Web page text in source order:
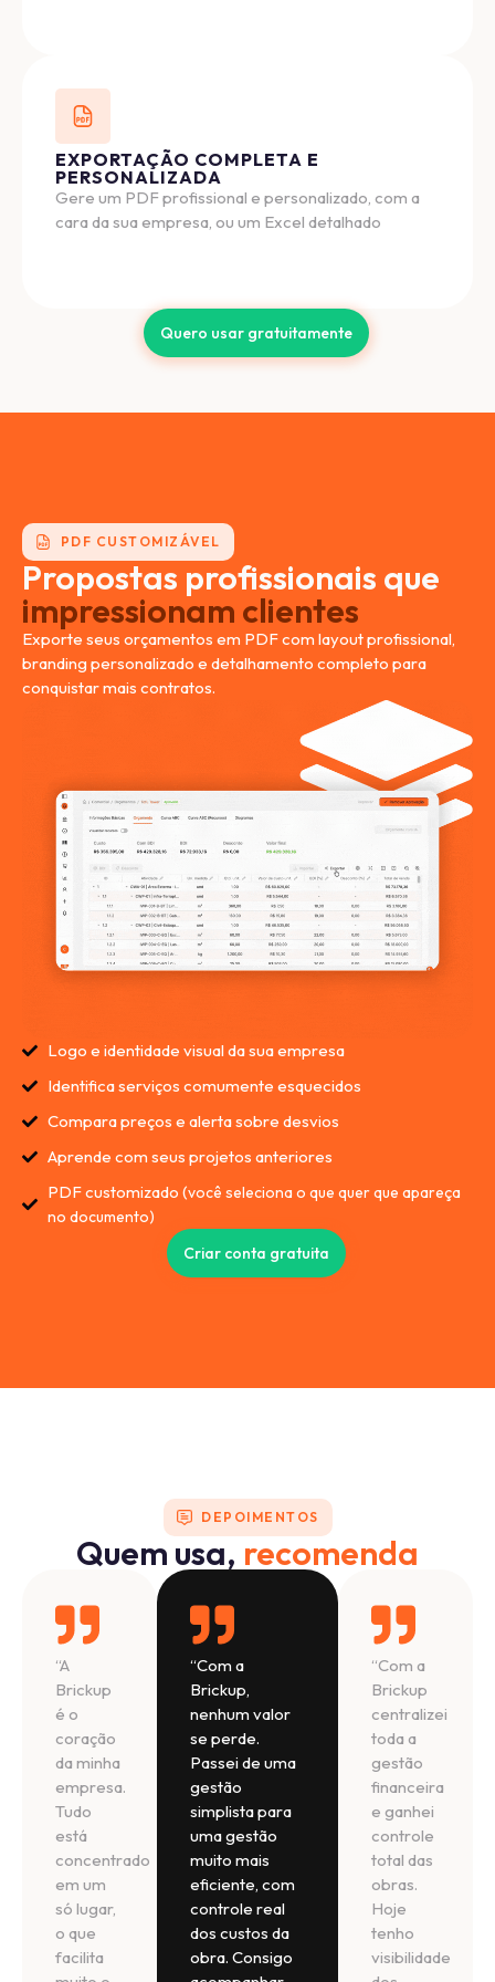
EXPORTAÇÃO COMPLETA E
PERSONALIZADA
Gere um PDF profissional e personalizado, com a
cara da sua empresa, ou um Excel detalhado
Quero usar gratuitamente
PDF CUSTOMIZÁVEL
Propostas profissionais que
impressionam clientes
Exporte seus orçamentos em PDF com layout profissional,
branding personalizado e detalhamento completo para
conquistar mais contratos.
Logo e identidade visual da sua empresa
Identifica serviços comumente esquecidos
Compara preços e alerta sobre desvios
Aprende com seus projetos anteriores
PDF customizado (você seleciona o que quer que apareça
no documento)
Criar conta gratuita
DEPOIMENTOS
Quem usa, recomenda
“A
Brickup
é o
coração
da minha
empresa.
Tudo
está
concentrado
em um
só lugar,
o que
facilita
“Com a
Brickup,
nenhum valor
se perde.
Passei de uma
gestão
simplista para
uma gestão
muito mais
eficiente, com
controle real
dos custos da
obra. Consigo
“Com a
Brickup
centralizei
toda a
gestão
financeira
e ganhei
controle
total das
obras.
Hoje
tenho
visibilidade